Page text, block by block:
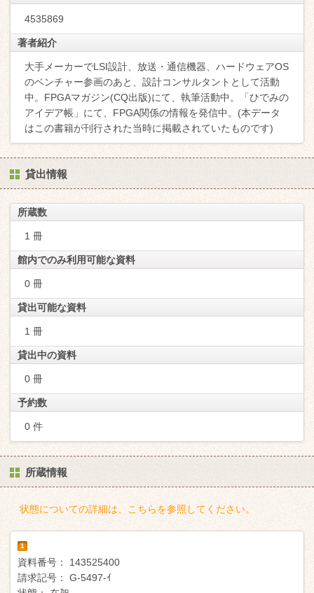
4535869
著者紹介
大手メーカーでLSI設計、放送・通信機器、ハードウェアOS
のベンチャー参画のあと、設計コンサルタントとして活動
中。FPGAマガジン(CQ出版)にて、執筆活動中。「ひでみの
アイデア帳」にて、FPGA関係の情報を発信中。(本データ
はこの書籍が刊行された当時に掲載されていたものです)
貸出情報
所蔵数
1 冊
館内でのみ利用可能な資料
0 冊
貸出可能な資料
1 冊
貸出中の資料
0 冊
予約数
0 件
所蔵情報
状態についての詳細は、こちらを参照してください。
1
資料番号：
143525400
請求記号：
G-5497-ｲ